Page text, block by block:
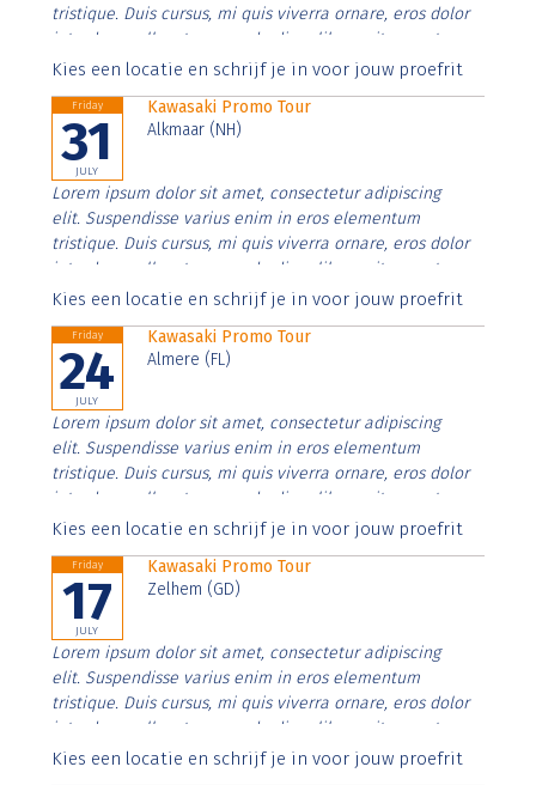
tristique. Duis cursus, mi quis viverra ornare, eros dolor
interdum nulla, ut commodo diam libero vitae erat.
Aenean faucibus nibh et justo cursus id rutrum lorem
Kies een locatie en schrijf je in voor jouw proefrit
Friday
31
JULY
Kawasaki Promo Tour
Alkmaar (NH)
Lorem ipsum dolor sit amet, consectetur adipiscing
elit. Suspendisse varius enim in eros elementum
tristique. Duis cursus, mi quis viverra ornare, eros dolor
interdum nulla, ut commodo diam libero vitae erat.
Aenean faucibus nibh et justo cursus id rutrum lorem
Kies een locatie en schrijf je in voor jouw proefrit
Friday
24
JULY
Kawasaki Promo Tour
Almere (FL)
Lorem ipsum dolor sit amet, consectetur adipiscing
elit. Suspendisse varius enim in eros elementum
tristique. Duis cursus, mi quis viverra ornare, eros dolor
interdum nulla, ut commodo diam libero vitae erat.
Aenean faucibus nibh et justo cursus id rutrum lorem
Kies een locatie en schrijf je in voor jouw proefrit
Friday
17
JULY
Kawasaki Promo Tour
Zelhem (GD)
Lorem ipsum dolor sit amet, consectetur adipiscing
elit. Suspendisse varius enim in eros elementum
tristique. Duis cursus, mi quis viverra ornare, eros dolor
interdum nulla, ut commodo diam libero vitae erat.
Aenean faucibus nibh et justo cursus id rutrum lorem
Kies een locatie en schrijf je in voor jouw proefrit